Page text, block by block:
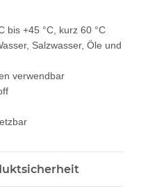
bis +45 °C, kurz 60 °C
Salzwasser, Öle und
verwendbar